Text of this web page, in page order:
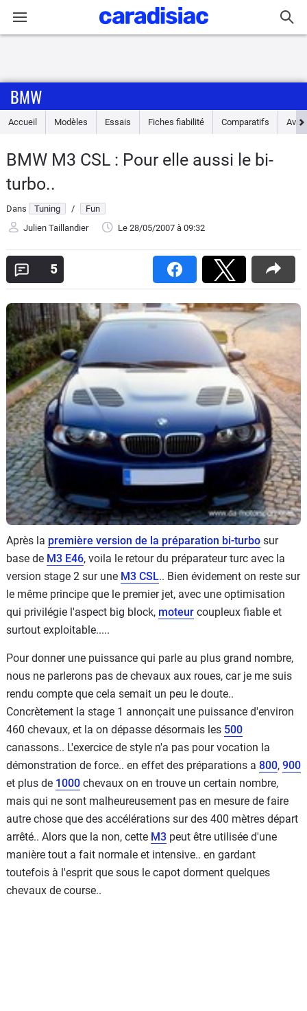
Accueil
Essais
Guide
d'achat
Electriques
Utilitaires
Flottes
Auto
Services
Forum
Moto
Marques
BMW
Accueil Modèles Essais Fiches fiabilité Comparatifs Avis
BMW M3 CSL : Pour elle aussi le bi-
turbo..
Dans Tuning /
Fun
Julien Taillandier
Le 28/05/2007 à 09:32
5
Après la première version de la préparation bi-turbo sur
base de M3 E46, voila le retour du préparateur turc avec la
version stage 2 sur une M3 CSL.. Bien évidement on reste sur
le même principe que le premier jet, avec une optimisation
qui privilégie l'aspect big block, moteur coupleux fiable et
surtout exploitable.....
Pour donner une puissance qui parle au plus grand nombre,
nous ne parlerons pas de chevaux aux roues, car je me suis
rendu compte que cela semait un peu le doute..
Concrètement la stage 1 annonçait une puissance d'environ
460 chevaux, et la on dépasse désormais les 500
canassons.. L'exercice de style n'a pas pour vocation la
démonstration de force.. en effet des préparations a 800, 900
et plus de 1000 chevaux on en trouve un certain nombre,
mais qui ne sont malheureusement pas en mesure de faire
autre chose que des accélérations sur des 400 mètres départ
arrêté.. Alors que la non, cette M3 peut être utilisée d'une
manière tout a fait normale et intensive.. en gardant
toutefois à l'esprit que sous le capot dorment quelques
chevaux de course..